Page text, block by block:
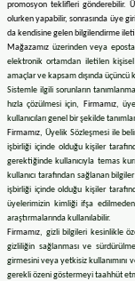
Makineleri
promosyon teklifleri gönderebilir.
olurken yapabilir, sonrasında üye
da kendisine gelen bilgilendirme
Mağazamız üzerinden veya
elektronik ortamdan iletilen kişisel
amaçlar ve kapsam dışında üçüncü
Sistemle ilgili sorunların
hızla çözülmesi için,
Firmamız,
kullanıcıları genel bir şekilde
Firmamız, Üyelik Sözleşmesi ile
işbirliği içinde olduğu kişiler
gerektiğinde kullanıcıyla temas
kullanıcı tarafından sağlanan
işbirliği içinde olduğu kişiler
üyelerimizin kimliği ifşa
araştırmalarında kullanılabilir.
Firmamız, gizli bilgileri kesinlikle
gizliliğin sağlanması ve
girmesini veya yetkisiz kullanımını
gerekli özeni göstermeyi taahhüt